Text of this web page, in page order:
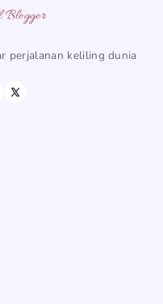
Blogger
perjalanan keliling dunia